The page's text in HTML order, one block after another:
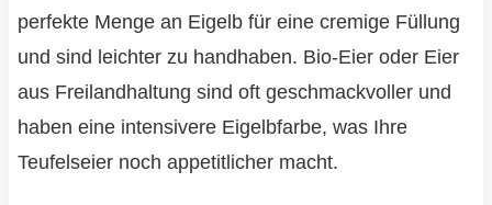
perfekte Menge an Eigelb für eine cremige Füllung
und sind leichter zu handhaben. Bio-Eier oder Eier
aus Freilandhaltung sind oft geschmackvoller und
haben eine intensivere Eigelbfarbe, was Ihre
Teufelseier noch appetitlicher macht.